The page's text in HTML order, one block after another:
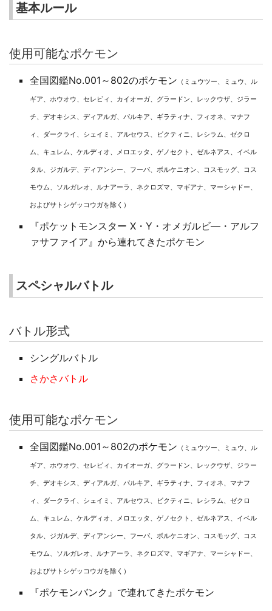
基本ルール
使用可能なポケモン
全国図鑑No.001～802のポケモン （ミュウツー、ミュウ、ル
ギア、ホウオウ、セレビィ、カイオーガ、グラードン、レックウザ、ジラー
チ、デオキシス、ディアルガ、パルキア、ギラティナ、フィオネ、マナフ
ィ、ダークライ、シェイミ、アルセウス、ビクティニ、レシラム、ゼクロ
ム、キュレム、ケルディオ、メロエッタ、ゲノセクト、ゼルネアス、イベル
タル、ジガルデ、ディアンシー、フーパ、ボルケニオン、コスモッグ、コス
モウム、ソルガレオ、ルナアーラ、ネクロズマ、マギアナ、マーシャドー、
およびサトシゲッコウガを除く）
『ポケットモンスター X・Y・オメガルビ―・アルフ
ァサファイア』から連れてきたポケモン
スペシャルバトル
バトル形式
シングルバトル
さかさバトル
使用可能なポケモン
全国図鑑No.001～802のポケモン （ミュウツー、ミュウ、ル
ギア、ホウオウ、セレビィ、カイオーガ、グラードン、レックウザ、ジラー
チ、デオキシス、ディアルガ、パルキア、ギラティナ、フィオネ、マナフ
ィ、ダークライ、シェイミ、アルセウス、ビクティニ、レシラム、ゼクロ
ム、キュレム、ケルディオ、メロエッタ、ゲノセクト、ゼルネアス、イベル
タル、ジガルデ、ディアンシー、フーパ、ボルケニオン、コスモッグ、コス
モウム、ソルガレオ、ルナアーラ、ネクロズマ、マギアナ、マーシャドー、
およびサトシゲッコウガを除く）
『ポケモンバンク』で連れてきたポケモン